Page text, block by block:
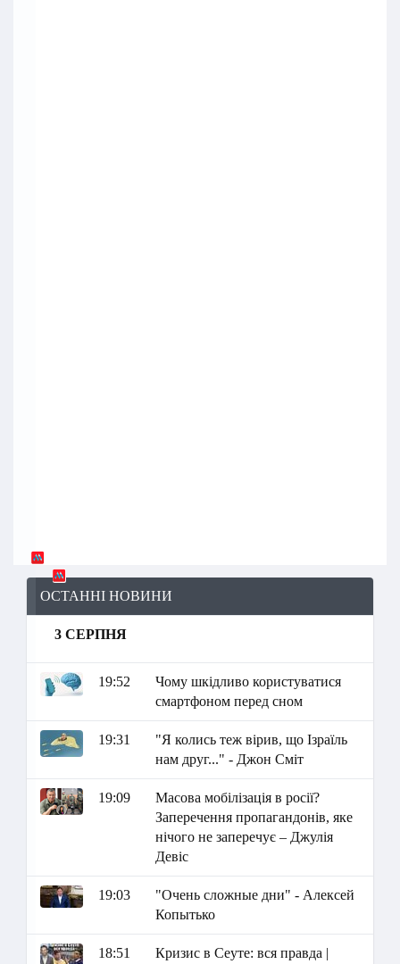
ОСТАННІ НОВИНИ
3 СЕРПНЯ
19:52
Чому шкідливо користуватися
смартфоном перед сном
19:31
"Я колись теж вірив, що Ізраїль
нам друг..." - Джон Сміт
19:09
Масова мобілізація в росії?
Заперечення пропагандонів, яке
нічого не заперечує – Джулія
Девіс
19:03
"Очень сложные дни" - Алексей
Копытько
18:51
Кризис в Сеуте: вся правда |